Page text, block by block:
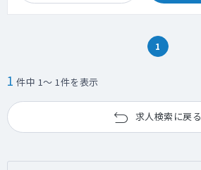
1
1 件中 1～ 1件を表示
求人検索に戻る